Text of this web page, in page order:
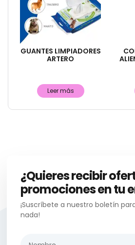
GUANTES LIMPIADORES
ARTERO
Leer más
¿Quieres recibir
promociones en tu
¡Suscríbete a nuestro boletín
nada!